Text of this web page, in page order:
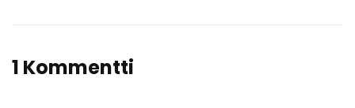
1 Kommentti